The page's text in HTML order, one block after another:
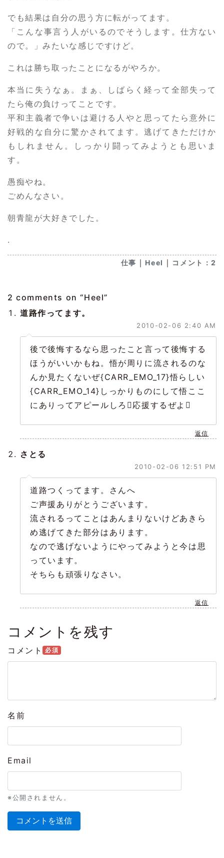
でも結果は自分の思う方に転がってます。
「こんな事言う人がいるのでそうします。仕方ない
ので。」みたいな感じですけど。
これは勝ち取ったことになるがやろか。
本当に失うなぁ。まぁ、しばらく経って全部失って
たら俺の負けってことです。
平和主義者で争いは避ける人やと思ってたら意外に
好戦的な自分に驚かされてます。逃げてきただけか
もしれません。しっかり闘ってみようとも思いま
す。
愚痴やね。
ごめんなさい。
朝青龍が大好きでした。
.
仕事 ｜ Heel ｜ コメント：2
2 comments on “Heel”
道路作ってます。
2010-02-06 2:40 AM
後で後悔するなら思ったこと言って後悔する
ほうがいいかもね。悟が周りに流されるのな
んか見たくないぜ{CARR_EMO_17}悟らしい
{CARR_EMO_14}しっかりものにして悟ここ
にありってアピールしろ応援するぜよ
返信
さとる
2010-02-06 12:51 PM
道路つくってます。さんへ
ご声援ありがとうございます。
流されるってことはあんまりないけどあきら
め逃げてきた部分はあります。
なので逃げないようにやってみようと今は思
っています。
そちらも頑張りなさい。
返信
コメントを残す
コメント 必須
名前
Email
※公開されません。